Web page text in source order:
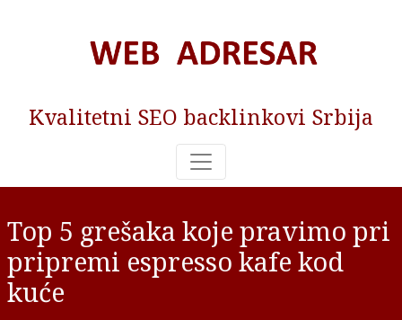
Kvalitetni SEO backlinkovi Srbija
Top 5 grešaka koje pravimo pri
pripremi espresso kafe kod
kuće